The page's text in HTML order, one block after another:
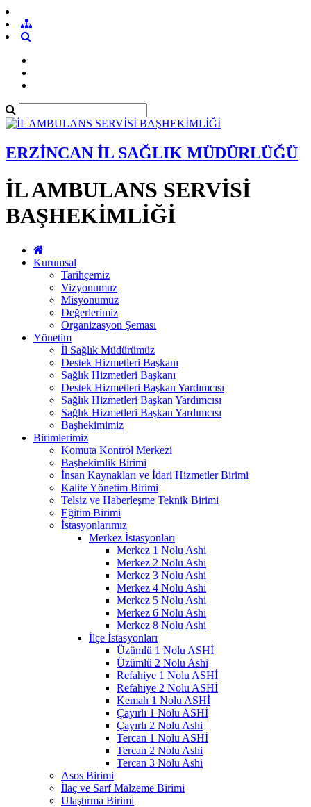
ERZİNCAN İL SAĞLIK MÜDÜRLÜĞÜ
İL AMBULANS SERVİSİ
BAŞHEKİMLİĞİ
Kurumsal
Tarihçemiz
Vizyonumuz
Misyonumuz
Değerlerimiz
Organizasyon Şeması
Yönetim
İl Sağlık Müdürümüz
Destek Hizmetleri Başkanı
Sağlık Hizmetleri Başkanı
Destek Hizmetleri Başkan Yardımcısı
Sağlık Hizmetleri Başkan Yardımcısı
Sağlık Hizmetleri Başkan Yardımcısı
Başhekimimiz
Birimlerimiz
Komuta Kontrol Merkezi
Başhekimlik Birimi
İnsan Kaynakları ve İdari Hizmetler Birimi
Kalite Yönetim Birimi
Telsiz ve Haberleşme Teknik Birimi
Eğitim Birimi
İstasyonlarımız
Merkez İstasyonları
Merkez 1 Nolu Ashi
Merkez 2 Nolu Ashi
Merkez 3 Nolu Ashi
Merkez 4 Nolu Ashi
Merkez 5 Nolu Ashi
Merkez 6 Nolu Ashi
Merkez 8 Nolu Ashi
İlçe İstasyonları
Üzümlü 1 Nolu ASHİ
Üzümlü 2 Nolu Ashi
Refahiye 1 Nolu ASHİ
Refahiye 2 Nolu ASHİ
Kemah 1 Nolu ASHİ
Çayırlı 1 Nolu ASHİ
Çayırlı 2 Nolu Ashi
Tercan 1 Nolu ASHİ
Tercan 2 Nolu Ashi
Tercan 3 Nolu Ashi
Asos Birimi
İlaç ve Sarf Malzeme Birimi
Ulaştırma Birimi